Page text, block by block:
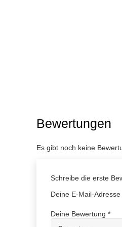
Bewertungen
Es gibt noch keine
Schreibe die erste
Deine E-Mail-
Deine Bewertung *